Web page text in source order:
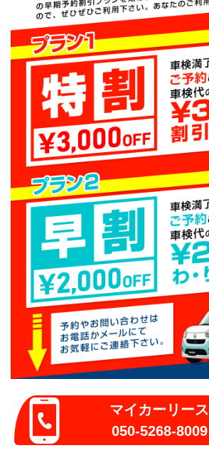
マイカーリース
050-5268-8009